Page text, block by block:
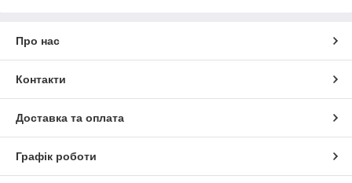
Про нас
Контакти
Доставка та оплата
Графік роботи